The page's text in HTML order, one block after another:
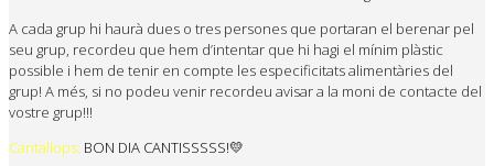
A cada grup hi haurà dues o tres persones que portaran el berenar pel
seu grup, recordeu que hem d’intentar que hi hagi el mínim plàstic
possible i hem de tenir en compte les especificitats alimentàries del
grup! A més, si no podeu venir recordeu avisar a la moni de contacte del
vostre grup!!!
Cantallops: BON DIA CANTISSSSS!💛